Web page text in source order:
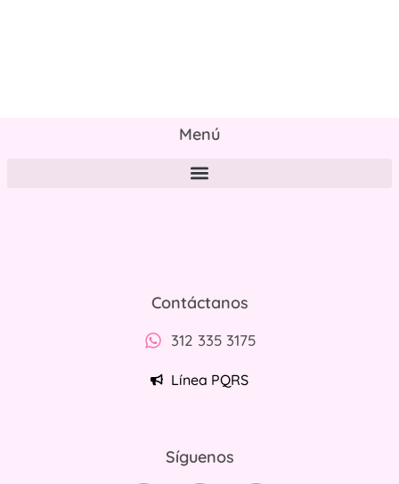
Menú
Contáctanos
312 335 3175
Línea PQRS
Síguenos